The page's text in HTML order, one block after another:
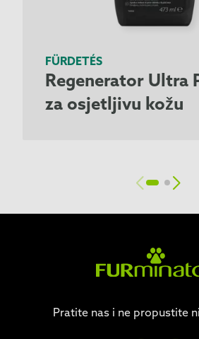
FÜRDETÉS
Regenerator Ultra
za osjetljivu kožu
Pratite nas i ne propustite